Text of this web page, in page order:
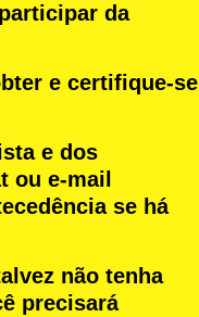
da
e certifique-se
e dos
ou e-mail
se há
não tenha
precisará